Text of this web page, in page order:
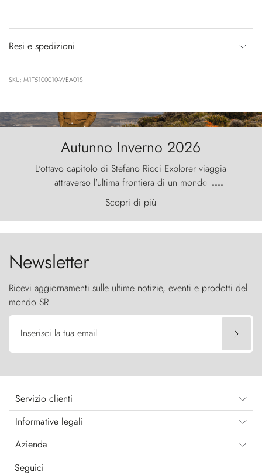
Resi e spedizioni
SKU: M1T5100010-WEA01S
Autunno Inverno 2026
L'ottavo capitolo di Stefano Ricci Explorer viaggia
attraverso l'ultima frontiera di un mondo
primordiale, dove il vento scolpisce la natura con
furia ancestrale e le Torres del Paine sfidano il
cielo come sentinelle di pietra.
....
Scopri di più
Newsletter
Ricevi aggiornamenti sulle ultime notizie, eventi e prodotti del
mondo SR
Inserisci la tua email
Servizio clienti
Informative legali
Azienda
Seguici